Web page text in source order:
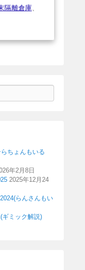
隔離倉庫、
ちょんもいる
年2月8日
2025年12月24
らんさんもい
ギミック解説)